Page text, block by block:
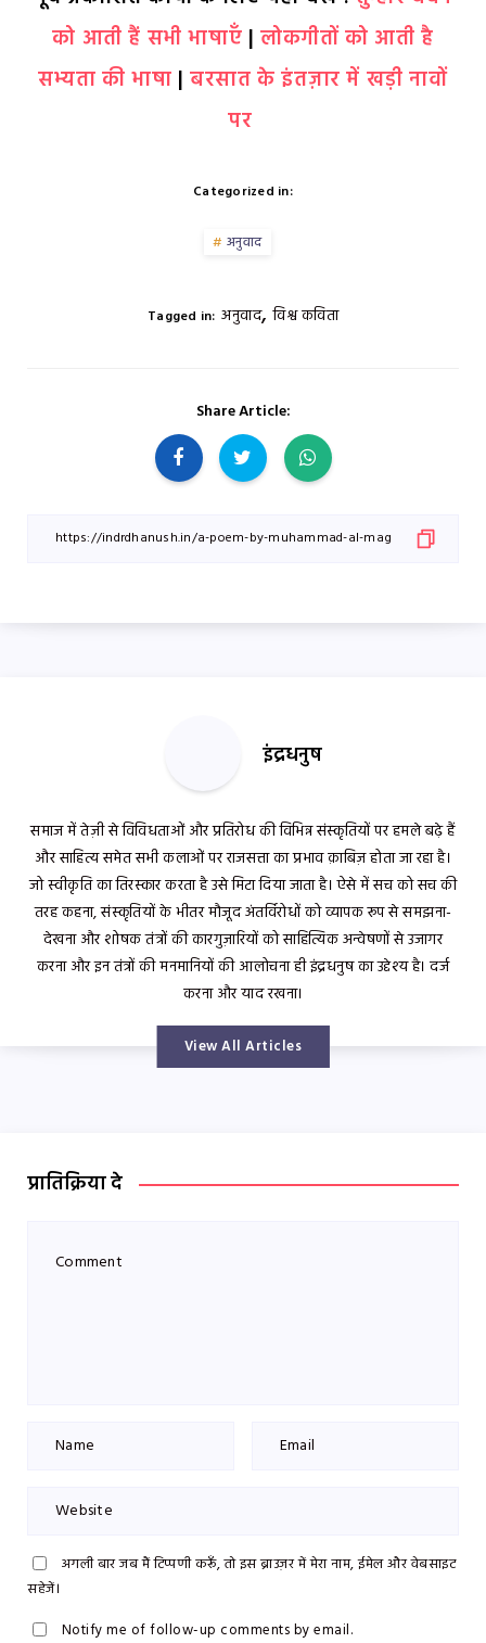
को आती हैं सभी भाषाएँ | लोकगीतों को आती है
सभ्यता की भाषा |बरसात के इंतज़ार में खड़ी नावों
पर
Categorized in:
अनुवाद
Tagged in: अनुवाद,विश्व कविता
Share Article:
इंद्रधनुष
समाज में तेज़ी से विविधताओं और प्रतिरोध की विभिन्न संस्कृतियों पर हमले बढ़े हैं
और साहित्य समेत सभी कलाओं पर राजसत्ता का प्रभाव क़ाबिज़ होता जा रहा है।
जो स्वीकृति का तिरस्कार करता है उसे मिटा दिया जाता है। ऐसे में सच को सच की
तरह कहना, संस्कृतियों के भीतर मौजूद अंतर्विरोधों को व्यापक रूप से समझना-
देखना और शोषक तंत्रों की कारगुज़ारियों को साहित्यिक अन्वेषणों से उजागर
करना और इन तंत्रों की मनमानियों की आलोचना ही इंद्रधनुष का उद्देश्य है। दर्ज
करना और याद रखना।
View All Articles
प्रातिक्रिया दे
अगली बार जब मैं टिप्पणी करूँ, तो इस ब्राउज़र में मेरा नाम, ईमेल और वेबसाइट
सहेजें।
Notify me of follow-up comments by email.